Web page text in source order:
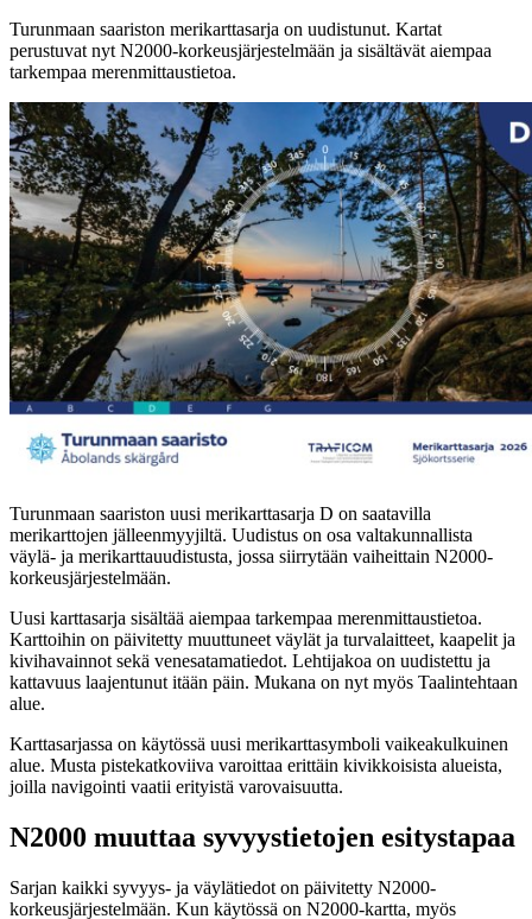
Turunmaan saariston merikarttasarja on uudistunut. Kartat
perustuvat nyt N2000-korkeusjärjestelmään ja sisältävät aiempaa
tarkempaa merenmittaustietoa.
Turunmaan saariston uusi merikarttasarja D on saatavilla
merikarttojen jälleenmyyjiltä. Uudistus on osa valtakunnallista
väylä- ja merikarttauudistusta, jossa siirrytään vaiheittain N2000-
korkeusjärjestelmään.
Uusi karttasarja sisältää aiempaa tarkempaa merenmittaustietoa.
Karttoihin on päivitetty muuttuneet väylät ja turvalaitteet, kaapelit ja
kivihavainnot sekä venesatamatiedot. Lehtijakoa on uudistettu ja
kattavuus laajentunut itään päin. Mukana on nyt myös Taalintehtaan
alue.
Karttasarjassa on käytössä uusi merikarttasymboli vaikeakulkuinen
alue. Musta pistekatkoviiva varoittaa erittäin kivikkoisista alueista,
joilla navigointi vaatii erityistä varovaisuutta.
N2000 muuttaa syvyystietojen esitystapaa
Sarjan kaikki syvyys- ja väylätiedot on päivitetty N2000-
korkeusjärjestelmään. Kun käytössä on N2000-kartta, myös